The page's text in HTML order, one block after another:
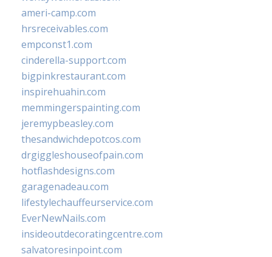
ameri-camp.com
hrsreceivables.com
empconst1.com
cinderella-support.com
bigpinkrestaurant.com
inspirehuahin.com
memmingerspainting.com
jeremypbeasley.com
thesandwichdepotcos.com
drgiggleshouseofpain.com
hotflashdesigns.com
garagenadeau.com
lifestylechauffeurservice.com
EverNewNails.com
insideoutdecoratingcentre.com
salvatoresinpoint.com